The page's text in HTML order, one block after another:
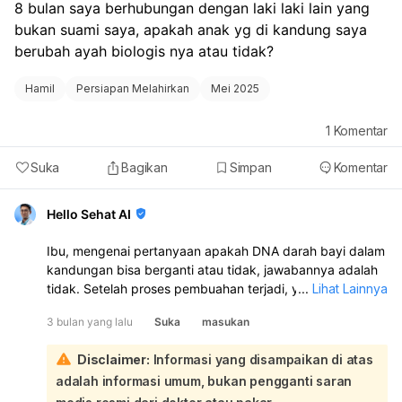
tepat dan aman berdasarkan kondisi Anda.
8 bulan saya berhubungan dengan laki laki lain yang
bukan suami saya, apakah anak yg di kandung saya
berubah ayah biologis nya atau tidak?
Hamil Persiapan Melahirkan Mei 2025
Suka Bagikan Simpan Komentar
1 Komentar
Hello Sehat AI
Ibu, mengenai pertanyaan apakah DNA darah bayi dalam
kandungan bisa berganti atau tidak, jawabannya adalah
tidak. Setelah proses pembuahan terjadi, yaitu saat sel
embrio, materi genetik (DNA) bayi sudah terbentuk dan
tidak akan berubah lagi:
Dalam kasus Ibu, jika kehamilan Ibu dinyatakan positif 1
bulan pada bulan September, itu berarti pembuahan
... Lihat Lainnya
3 bulan yang lalu Suka masukan
Disclaimer: Informasi yang disampaikan di atas
adalah informasi umum, bukan pengganti saran